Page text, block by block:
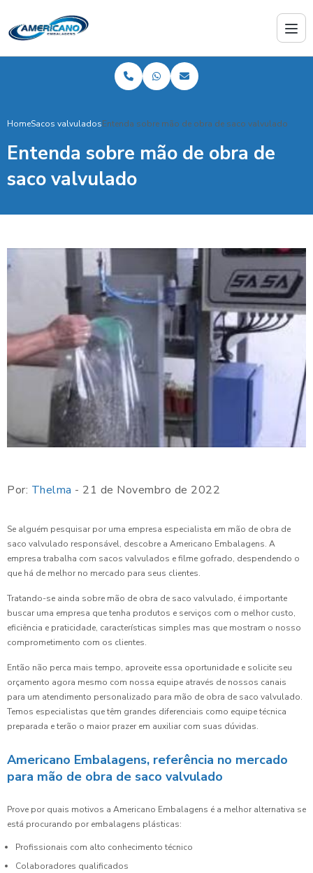
HomeSacos valvuladosEntenda sobre mão de obra de saco valvulado
Entenda sobre mão de obra de
saco valvulado
Por: Thelma - 21 de Novembro de 2022
Se alguém pesquisar por uma empresa especialista em mão de obra de
saco valvulado responsável, descobre a Americano Embalagens. A
empresa trabalha com sacos valvulados e filme gofrado, despendendo o
que há de melhor no mercado para seus clientes.
Tratando-se ainda sobre mão de obra de saco valvulado, é importante
buscar uma empresa que tenha produtos e serviços com o melhor custo,
eficiência e praticidade, características simples mas que mostram o nosso
comprometimento com os clientes.
Então não perca mais tempo, aproveite essa oportunidade e solicite seu
orçamento agora mesmo com nossa equipe através de nossos canais
para um atendimento personalizado para mão de obra de saco valvulado.
Temos especialistas que têm grandes diferenciais como equipe técnica
preparada e terão o maior prazer em auxiliar com suas dúvidas.
Americano Embalagens, referência no mercado
para mão de obra de saco valvulado
Prove por quais motivos a Americano Embalagens é a melhor alternativa se
está procurando por embalagens plásticas:
Profissionais com alto conhecimento técnico
Colaboradores qualificados